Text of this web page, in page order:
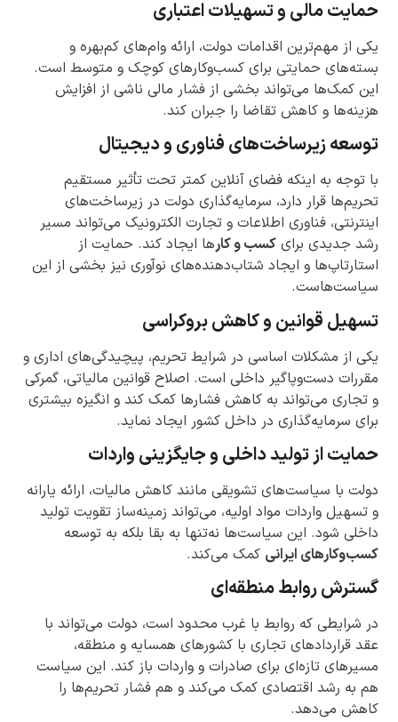
حمایت مالی و تسهیلات اعتباری
یکی از مهم‌ترین اقدامات دولت، ارائه وام‌های کم‌بهره و
بسته‌های حمایتی برای کسب‌وکارهای کوچک و متوسط است.
این کمک‌ها می‌تواند بخشی از فشار مالی ناشی از افزایش
هزینه‌ها و کاهش تقاضا را جبران کند.
توسعه زیرساخت‌های فناوری و دیجیتال
با توجه به اینکه فضای آنلاین کمتر تحت تأثیر مستقیم
تحریم‌ها قرار دارد، سرمایه‌گذاری دولت در زیرساخت‌های
اینترنتی، فناوری اطلاعات و تجارت الکترونیک می‌تواند مسیر
رشد جدیدی برای کسب و کار‌ها ایجاد کند. حمایت از
استارتاپ‌ها و ایجاد شتاب‌دهنده‌های نوآوری نیز بخشی از این
سیاست‌هاست.
تسهیل قوانین و کاهش بروکراسی
یکی از مشکلات اساسی در شرایط تحریم، پیچیدگی‌های اداری و
مقررات دست‌وپاگیر داخلی است. اصلاح قوانین مالیاتی، گمرکی
و تجاری می‌تواند به کاهش فشارها کمک کند و انگیزه بیشتری
برای سرمایه‌گذاری در داخل کشور ایجاد نماید.
حمایت از تولید داخلی و جایگزینی واردات
دولت با سیاست‌های تشویقی مانند کاهش مالیات، ارائه یارانه
و تسهیل واردات مواد اولیه، می‌تواند زمینه‌ساز تقویت تولید
داخلی شود. این سیاست‌ها نه‌تنها به بقا بلکه به توسعه
کسب‌وکارهای ایرانی کمک می‌کند.
گسترش روابط منطقه‌ای
در شرایطی که روابط با غرب محدود است، دولت می‌تواند با
عقد قراردادهای تجاری با کشورهای همسایه و منطقه،
مسیرهای تازه‌ای برای صادرات و واردات باز کند. این سیاست
هم به رشد اقتصادی کمک می‌کند و هم فشار تحریم‌ها را
کاهش می‌دهد.